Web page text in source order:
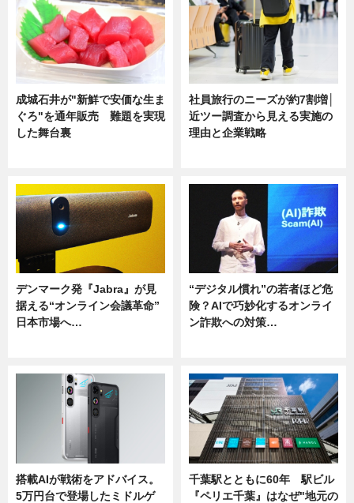
成城石井が"新鮮で安価な生ま
ぐろ"を通年販売 難題を実現
した舞台裏
社員旅行のニーズが約7割増│
近ツー調査から見える実施の
理由と企業戦略
デンマーク発『Jabra』が見
据える“オンライン会議革命”
日本市場へ…
“デジタル慣れ”の若者ほど危
険？AIで巧妙化するオンライ
ン詐欺への対策…
搭載AIが戦術をアドバイス。
5万円台で登場したミドルゲ
千葉駅とともに60年 駅ビル
『ペリエ千葉』はなぜ"地元の